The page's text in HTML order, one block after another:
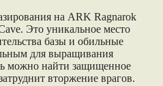
на ARK Ragnarok
Это уникальное место
базы и обильные
для выращивания
можно найти защищенное
вторжение врагов.